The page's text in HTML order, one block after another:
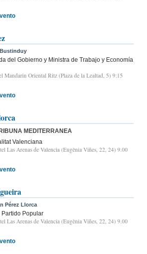
del Gobierno y Ministra de Trabajo y Economía
Mandarin Oriental Ritz (Plaza de la Lealtad, 5) 9:15
MEDITERRANEA
Valenciana
Las Arenas de Valencia (Eugènia Viñes, 22, 24) 9.00
Pérez Llorca
Popular
Las Arenas de Valencia (Eugènia Viñes, 22, 24) 9.00